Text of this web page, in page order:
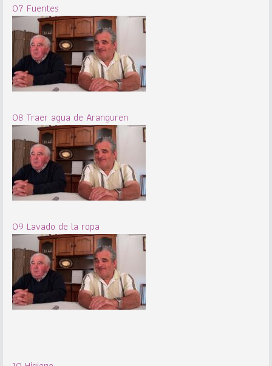
07 Fuentes
08 Traer agua de Aranguren
09 Lavado de la ropa